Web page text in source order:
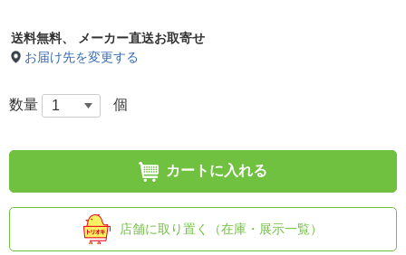
送料無料、
メーカー直送お取寄せ
お届け先を変更する
数量 個
カートに入れる
店舗に取り置く（在庫・展示一覧）